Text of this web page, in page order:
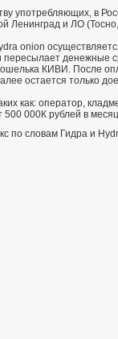
употребляющих, в
Ленинград и ЛО
onion
денежные
КИВИ. После
остается только
как: оператор,
500 000К рублей в
по словам Гидра и